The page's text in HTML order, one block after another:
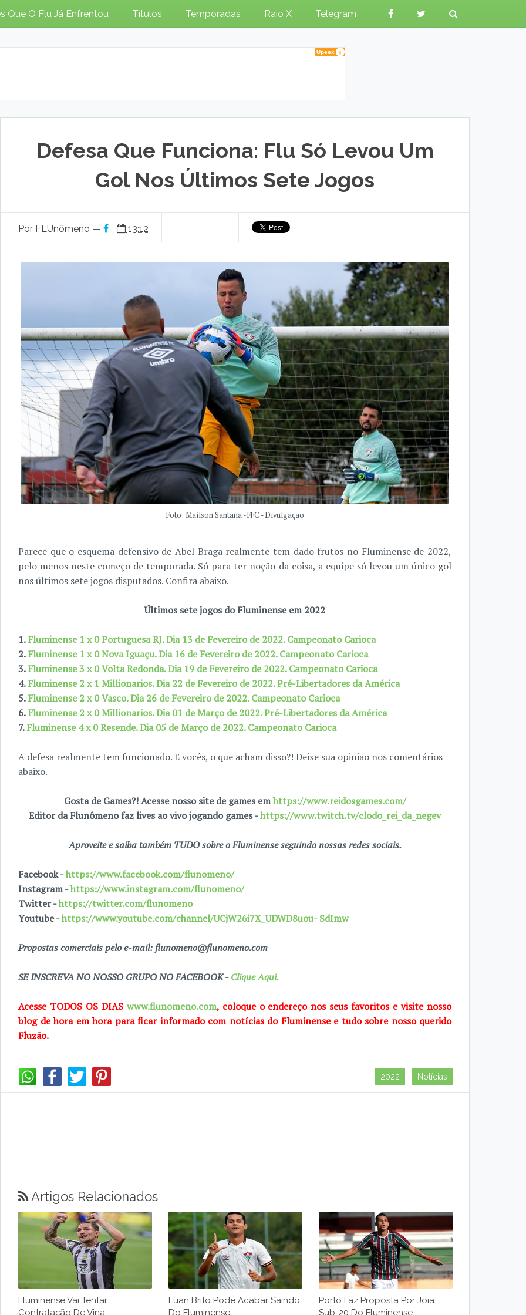
Que O Flu Já Enfrentou Títulos Temporadas Raio X Telegram
Defesa Que Funciona: Flu Só Levou Um
Gol Nos Últimos Sete Jogos
Por FLUnômeno — 13:12
Foto: Mailson Santana - FFC - Divulgação
Parece que o esquema defensivo de Abel Braga realmente tem dado frutos no Fluminense de 2022,
pelo menos neste começo de temporada. Só para ter noção da coisa, a equipe só levou um único gol
nos últimos sete jogos disputados. Confira abaixo.
Últimos sete jogos do Fluminense em 2022
1.Fluminense 1 x 0 Portuguesa RJ. Dia 13 de Fevereiro de 2022. Campeonato Carioca
2.Fluminense 1 x 0 Nova Iguaçu. Dia 16 de Fevereiro de 2022. Campeonato Carioca
3.Fluminense 3 x 0 Volta Redonda. Dia 19 de Fevereiro de 2022. Campeonato Carioca
4.Fluminense 2 x 1 Millionarios. Dia 22 de Fevereiro de 2022. Pré-Libertadores da América
5.Fluminense 2 x 0 Vasco. Dia 26 de Fevereiro de 2022. Campeonato Carioca
6.Fluminense 2 x 0 Millionarios. Dia 01 de Março de 2022. Pré-Libertadores da América
7.Fluminense 4 x 0 Resende. Dia 05 de Março de 2022. Campeonato Carioca
A defesa realmente tem funcionado. E vocês, o que acham disso?! Deixe sua opinião nos comentários
abaixo.
Gosta de Games?! Acesse nosso site de games emhttps://www.reidosgames.com/
Editor da Flunômeno faz lives ao vivo jogando games -https://www.twitch.tv/clodo_rei_da_negev
Aproveite e saiba também TUDO sobre o Fluminense seguindo nossas redes sociais.
Facebook -https://www.facebook.com/flunomeno/
Instagram -https://www.instagram.com/flunomeno/
Twitter -https://twitter.com/flunomeno
Youtube -https://www.youtube.com/channel/UCjW26i7X_UDWD8uou- SdImw
Propostas comerciais pelo e-mail: flunomeno@flunomeno.com
SE INSCREVA NO NOSSO GRUPO NO FACEBOOK -Clique Aqui.
Acesse TODOS OS DIAS www.flunomeno.com, coloque o endereço nos seus favoritos e visite nosso
blog de hora em hora para ficar informado com notícias do Fluminense e tudo sobre nosso querido
Fluzão.
2022 Notícias
Artigos Relacionados
Fluminense Vai Tentar
Contratação De Vina
Luan Brito Pode Acabar Saindo
Do Fluminense
Porto Faz Proposta Por Joia
Sub-20 Do Fluminense